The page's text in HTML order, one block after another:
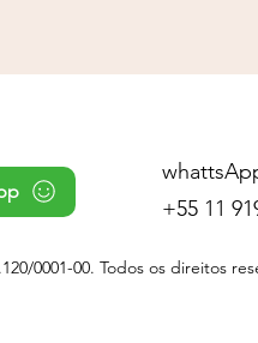
+55 11
0001-00. Todos os direitos